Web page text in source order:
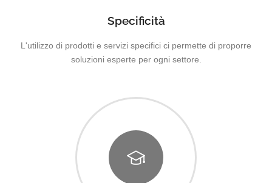
Specificità
L'utilizzo di prodotti e servizi specifici ci permette di proporre
soluzioni esperte per ogni settore.